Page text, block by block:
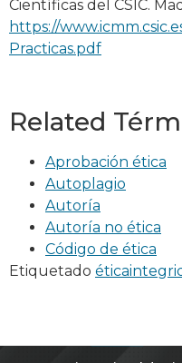
Científicas del CSIC.
https://
Practicas.pdf
Related
Aprobación ética
Autoplagio
Autoría
Autoría no ética
Código de ética
Etiquetado ética